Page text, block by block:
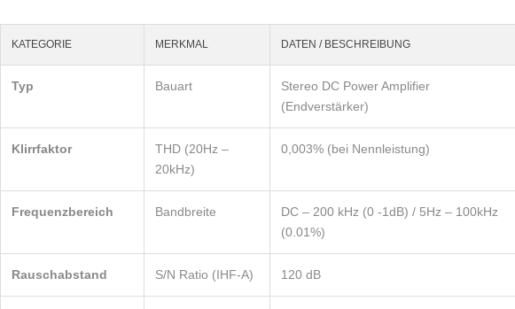
KATEGORIE MERKMAL DATEN / BESCHREIBUNG
Typ Bauart
Stereo DC Power Amplifier
(Endverstärker)
Klirrfaktor
THD (20Hz –
20kHz)
0,003% (bei Nennleistung)
Frequenzbereich Bandbreite
DC – 200 kHz (0 -1dB) / 5Hz – 100kHz
(0.01%)
Rauschabstand S/N Ratio (IHF-A) 120 dB